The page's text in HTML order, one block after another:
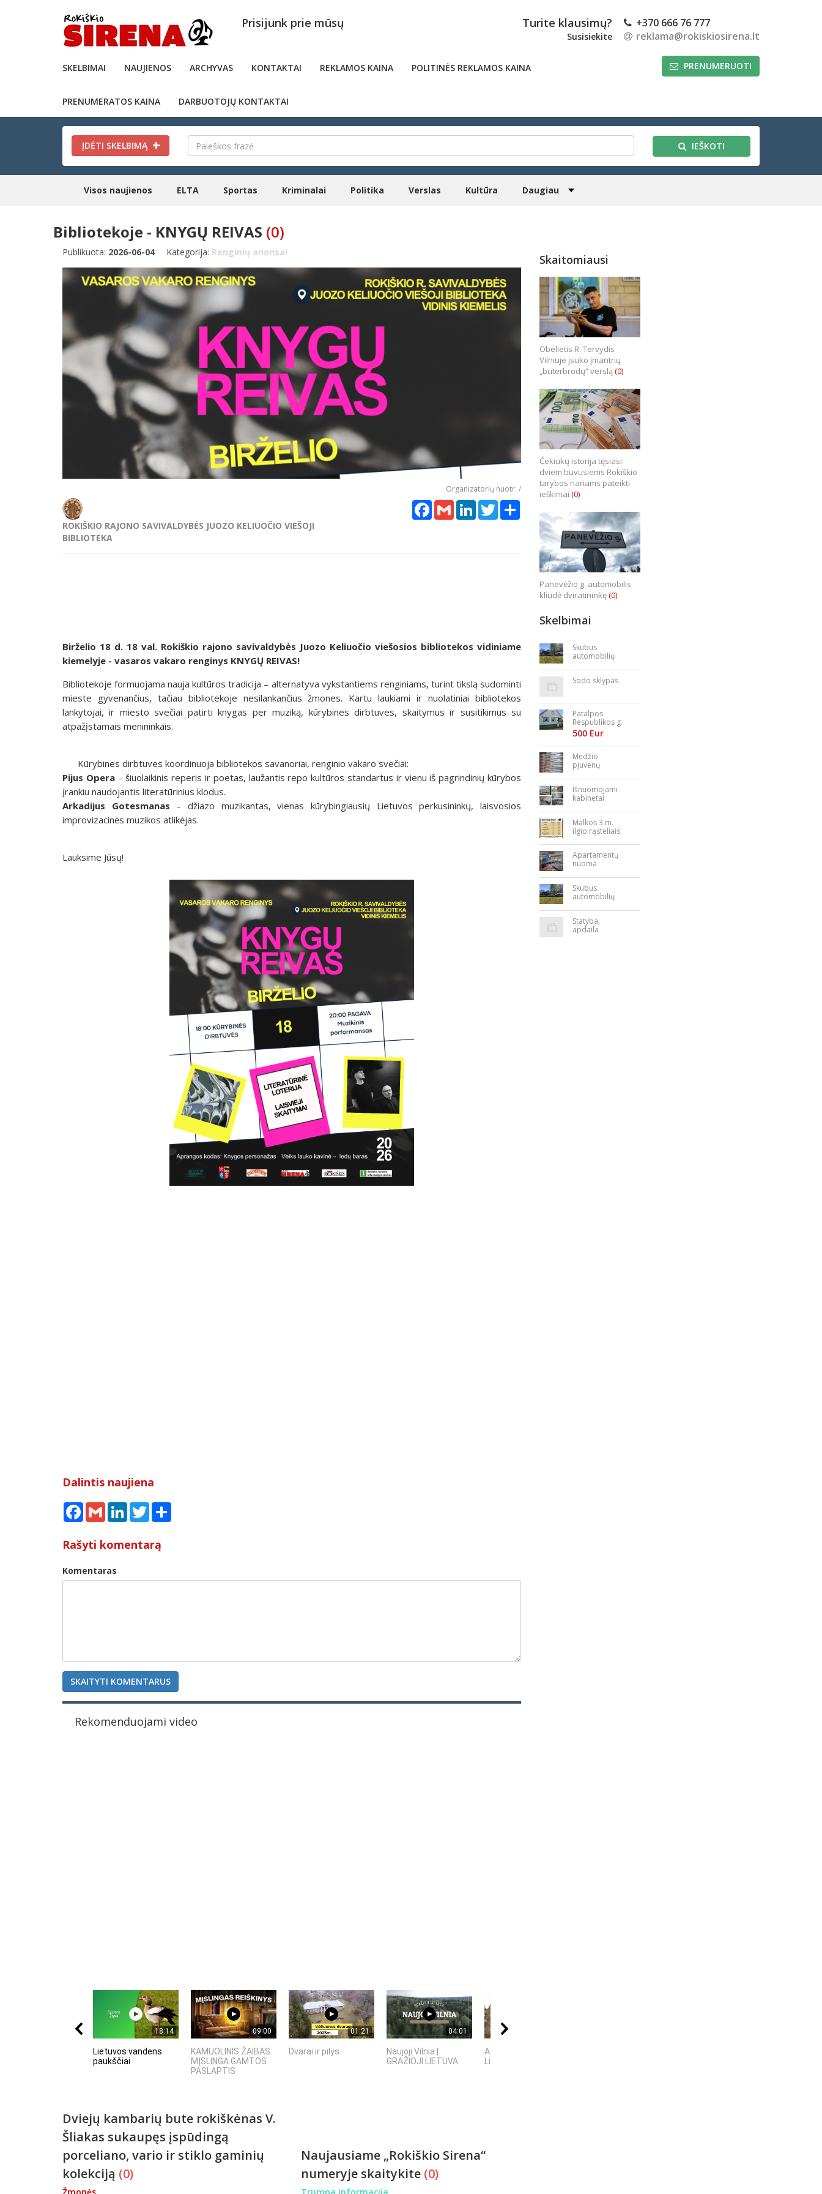
Prisijunk prie mūsų Turite klausimų?
Susisiekite
+370 666 76 777
reklama@rokiskiosirena.lt
SKELBIMAI NAUJIENOS ARCHYVAS KONTAKTAI REKLAMOS KAINA POLITINĖS REKLAMOS KAINA
PRENUMERATOS KAINA DARBUOTOJŲ KONTAKTAI
PRENUMERUOTI
ĮDĖTI SKELBIMĄ IEŠKOTI
Visos naujienos ELTA Sportas Kriminalai Politika Verslas Kultūra Daugiau
Bibliotekoje - KNYGŲ REIVAS (0)
Publikuota: 2026-06-04 Kategorija: Renginių anonsai
Organizatorių nuotr. /
ROKIŠKIO RAJONO SAVIVALDYBĖS JUOZO KELIUOČIO VIEŠOJI
BIBLIOTEKA
Facebook
GmailLinkedInTwitterShare
Birželio 18 d. 18 val. Rokiškio rajono savivaldybės Juozo Keliuočio viešosios bibliotekos vidiniame
kiemelyje - vasaros vakaro renginys KNYGŲ REIVAS!
Bibliotekoje formuojama nauja kultūros tradicija – alternatyva vykstantiems renginiams, turint tikslą sudominti
mieste gyvenančius, tačiau bibliotekoje nesilankančius žmones. Kartu laukiami ir nuolatiniai bibliotekos
lankytojai, ir miesto svečiai patirti knygas per muziką, kūrybines dirbtuves, skaitymus ir susitikimus su
atpažįstamais menininkais.
Kūrybines dirbtuves koordinuoja bibliotekos savanoriai, renginio vakaro svečiai:
Pijus Opera– šiuolaikinis reperis ir poetas, laužantis repo kultūros standartus ir vienu iš pagrindinių kūrybos
įrankiu naudojantis literatūrinius klodus.
Arkadijus Gotesmanas – džiazo muzikantas, vienas kūrybingiausių Lietuvos perkusininkų, laisvosios
improvizacinės muzikos atlikėjas.
Lauksime Jūsų!
Dalintis naujiena
FacebookGmail LinkedInTwitter
Rašyti komentarą
Komentaras
SKAITYTI KOMENTARUS
Rekomenduojami video
18:14
Lietuvos vandens
paukščiai
09:00
KAMUOLINIS ŽAIBAS:
MĮSLINGA GAMTOS
PASLAPTIS
01:21
Dvarai ir pilys
04:01
Naujoji Vilnia |
GRAŽIOJI LIETUVA
Autorius Saulius
Lisauskas
Dviejų kambarių bute rokiškėnas V.
Šliakas sukaupęs įspūdingą
porceliano, vario ir stiklo gaminių
kolekciją (0)
Naujausiame „Rokiškio Sirena“
numeryje skaitykite (0)
Skaitomiausi
Obelietis R. Tervydis
Vilniuje įsuko įmantrių
„buterbrodų“ verslą (0)
Čekiukų istorija tęsiasi:
dviem buvusiems Rokiškio
tarybos nariams pateikti
ieškiniai (0)
Panevėžio g. automobilis
kliudė dviratininkę(0)
Skelbimai
Skubus
automobilių
Sodo sklypas
Patalpos
Respublikos g.
23
500 Eur
Medžio
pjuvenų
briketai
Išnuomojami
kabinetai
bės aikštėje
Malkos 3 m.
ilgio rąsteliais
Apartamentų
nuoma
Skubus
automobilių
Statyba,
apdaila